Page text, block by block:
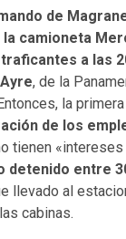
de
camioneta
a las
, de la
la
de los
tienen
detenido entre
llevado al
cabinas.